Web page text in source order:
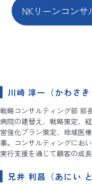
NKリーンコンサ
川崎 淳一（かわさき
戦略コンサルティング部 部
病院の建替え、戦略策定、
営強化プラン策定、地域医
事。コンサルティングにお
実行支援を通じて顧客の成
兄井 利昌（あにい と